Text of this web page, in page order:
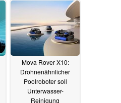
Mova Rover X10:
Drohnenähnlicher
Poolroboter soll
Unterwasser-
Reinigung